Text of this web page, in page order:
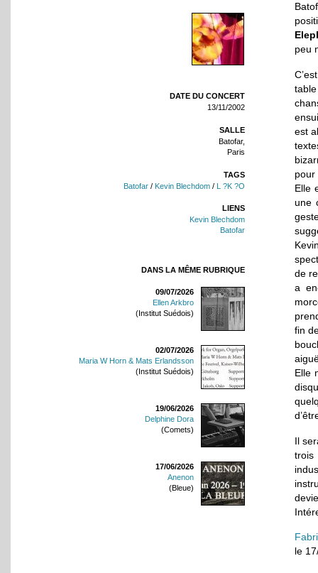
DATE DU CONCERT
13/11/2002
SALLE
Batofar,
Paris
TAGS
Batofar / Kevin Blechdom / L ?K ?O
LIENS
Kevin Blechdom
Batofar
DANS LA MÊME RUBRIQUE
09/07/2026
Ellen Arkbro
(Institut Suédois)
02/07/2026
Maria W Horn & Mats Erlandsson
(Institut Suédois)
19/06/2026
Delphine Dora
(Comets)
17/06/2026
Anenon
(Bleue)
peu
est
pour
Elle
une
de
a
fin
Elle
Il
trois
le